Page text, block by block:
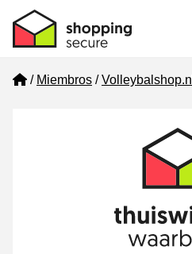
Home
Miembros Volleybalshop.nl